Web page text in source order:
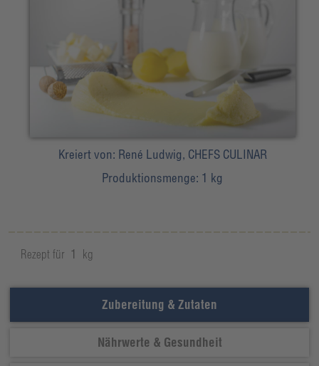
Kreiert von: René Ludwig, CHEFS CULINAR
Produktionsmenge: 1 kg
Rezept für 1 kg
Zubereitung & Zutaten
Nährwerte & Gesundheit